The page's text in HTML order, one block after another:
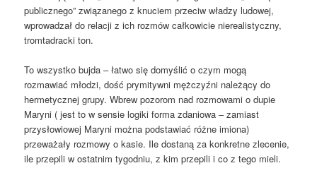
publicznego” związanego z knuciem przeciw władzy ludowej,
wprowadzał do relacji z ich rozmów całkowicie nierealistyczny,
tromtadracki ton.
To wszystko bujda – łatwo się domyślić o czym mogą
rozmawiać młodzi, dość prymitywni mężczyźni należący do
hermetycznej grupy. Wbrew pozorom nad rozmowami o dupie
Maryni ( jest to w sensie logiki forma zdaniowa – zamiast
przysłowiowej Maryni można podstawiać różne imiona)
przeważały rozmowy o kasie. Ile dostaną za konkretne zlecenie,
ile przepili w ostatnim tygodniu, z kim przepili i co z tego mieli.